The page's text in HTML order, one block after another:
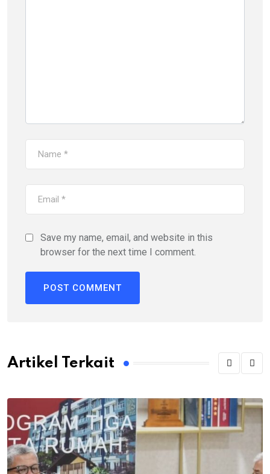
Save my name, email, and website in this
browser for the next time I comment.
Artikel Terkait